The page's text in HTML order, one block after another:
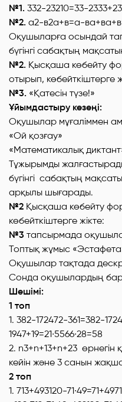
№1. 332-23210=33-
№2. а2-в2а+в=а-
Оқушыларға осындай
бүгінгі сабақтың
№2. Қысқаша көбейту
отырып, көбейткіштерге
№3. «Қатесін түзе!»
Ұйымдастыру кезеңі:
Оқушылар мұғаліммен
«Ой қозғау»
«Математикалық
Тұжырымды
бүгінгі сабақтың
арқылы шығарады.
№2 Қысқаша көбейту
көбейткіштерге жікте:
№3 тапсырмада
Топтық жұмыс
Оқушылар тақтада
Сонда оқушылардың
Шешімі:
1 топ
1. 382-172472-361=382-
1947+19=21∙5566∙28=58
2. n3+n+13+n+23 өрнегін
кейін және 3 санын
2 топ
1. 713+493120-